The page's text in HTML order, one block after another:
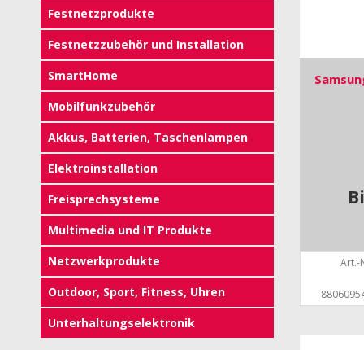
Festnetzprodukte
Festnetzzubehör und Installation
SmartHome
Mobilfunkzubehör
Akkus, Batterien, Taschenlampen
Elektroinstallation
Freisprechsysteme
Multimedia und IT Produkte
Netzwerkprodukte
Outdoor, Sport, Fitness, Uhren
Unterhaltungselektronik
Art.-